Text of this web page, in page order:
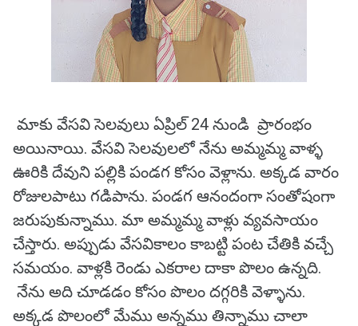
మాకు వేసవి సెలవులు ఏప్రిల్ 24 నుండి ప్రారంభం
అయినాయి. వేసవి సెలవులలో నేను అమ్మమ్మ వాళ్ళ
ఊరికి దేవుని పల్లికి పండగ కోసం వెళ్లాను. అక్కడ వారం
రోజులపాటు గడిపాను. పండగ ఆనందంగా సంతోషంగా
జరుపుకున్నాము. మా అమ్మమ్మ వాళ్లు వ్యవసాయం
చేస్తారు. అప్పుడు వేసవికాలం కాబట్టి పంట చేతికి వచ్చే
సమయం. వాళ్లకి రెండు ఎకరాల దాకా పొలం ఉన్నది.
నేను అది చూడడం కోసం పొలం దగ్గరికి వెళ్ళాను.
అక్కడ పొలంలో మేము అన్నము తిన్నాము చాలా